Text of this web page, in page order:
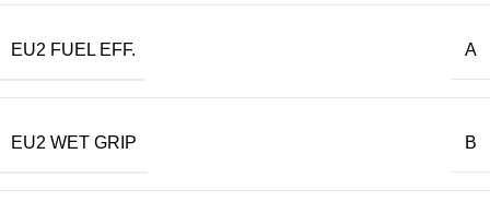
EU2 FUEL EFF. A
EU2 WET GRIP B